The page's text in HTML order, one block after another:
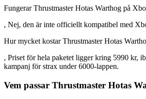
Fungerar Thrustmaster Hotas Warthog på
, Nej, den är inte officiellt kompatibel med
Hur mycket kostar Thrustmaster Hotas
, Priset för hela paketet ligger kring 5990 kr,
kampanj för strax under 6000-lappen.
Vem passar Thrustmaster Hotas